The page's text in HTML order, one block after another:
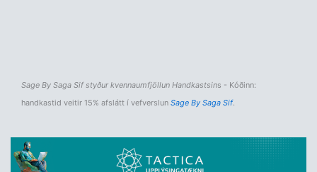
Sage By Saga Sif styður kvennaumfjöllun Handkastsins - Kóðinn:
handkastid veitir 15% afslátt í vefverslun Sage By Saga Sif.